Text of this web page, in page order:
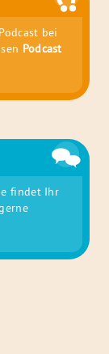
bei
Podcast
findet Ihr